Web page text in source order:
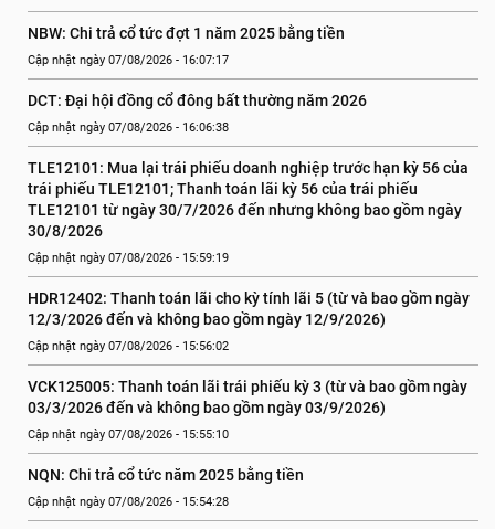
NBW: Chi trả cổ tức đợt 1 năm 2025 bằng tiền
Cập nhật ngày 07/08/2026 - 16:07:17
DCT: Đại hội đồng cổ đông bất thường năm 2026
Cập nhật ngày 07/08/2026 - 16:06:38
TLE12101: Mua lại trái phiếu doanh nghiệp trước hạn kỳ 56 của
trái phiếu TLE12101; Thanh toán lãi kỳ 56 của trái phiếu
TLE12101 từ ngày 30/7/2026 đến nhưng không bao gồm ngày
30/8/2026
Cập nhật ngày 07/08/2026 - 15:59:19
HDR12402: Thanh toán lãi cho kỳ tính lãi 5 (từ và bao gồm ngày
12/3/2026 đến và không bao gồm ngày 12/9/2026)
Cập nhật ngày 07/08/2026 - 15:56:02
VCK125005: Thanh toán lãi trái phiếu kỳ 3 (từ và bao gồm ngày
03/3/2026 đến và không bao gồm ngày 03/9/2026)
Cập nhật ngày 07/08/2026 - 15:55:10
NQN: Chi trả cổ tức năm 2025 bằng tiền
Cập nhật ngày 07/08/2026 - 15:54:28